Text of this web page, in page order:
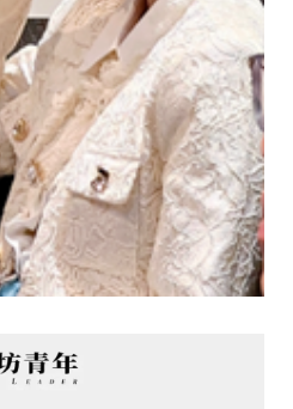
忘记密码?
号？注册一个